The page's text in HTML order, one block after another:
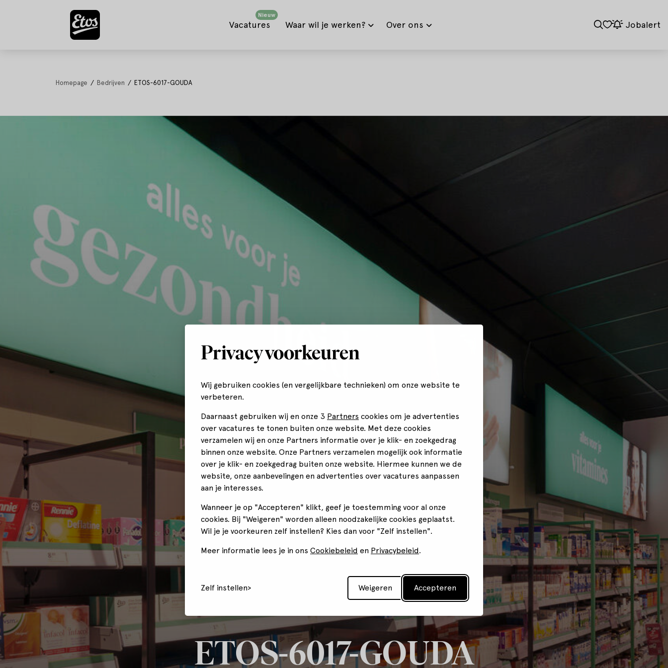
Privacy voorkeuren
Wij gebruiken cookies (en vergelijkbare technieken) om onze website te
verbeteren.
Daarnaast gebruiken wij en onze 3 Partners cookies om je advertenties
over vacatures te tonen buiten onze website. Met deze cookies
verzamelen wij en onze Partners informatie over je klik- en zoekgedrag
binnen onze website. Onze Partners verzamelen mogelijk ook informatie
over je klik- en zoekgedrag buiten onze website. Hiermee kunnen we de
website, onze aanbevelingen en advertenties over vacatures aanpassen
aan je interesses.
Wanneer je op "Accepteren" klikt, geef je toestemming voor al onze
cookies. Bij "Weigeren" worden alleen noodzakelijke cookies geplaatst.
Wil je je voorkeuren zelf instellen? Kies dan voor "Zelf instellen".
Meer informatie lees je in ons Cookiebeleid en Privacybeleid.
Zelf instellen Weigeren Accepteren
Vacatures
Nieuw
Waar wil je werken? Over ons Jobalert
Homepage Bedrijven ETOS-6017-GOUDA
ETOS-6017-GOUDA